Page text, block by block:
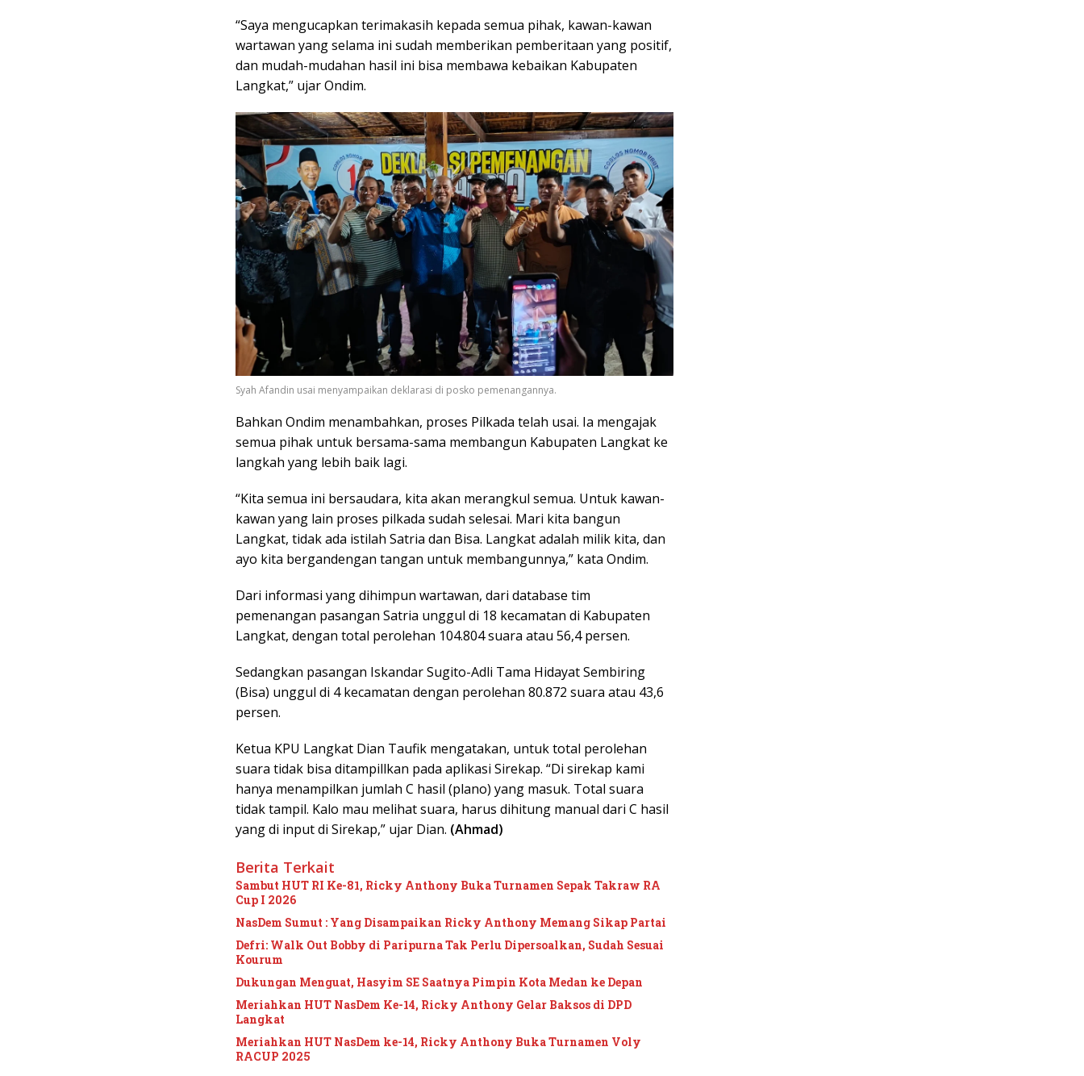
“Saya mengucapkan terimakasih kepada semua pihak, kawan-kawan
wartawan yang selama ini sudah memberikan pemberitaan yang positif,
dan mudah-mudahan hasil ini bisa membawa kebaikan Kabupaten
Langkat,” ujar Ondim.
Syah Afandin usai menyampaikan deklarasi di posko pemenangannya.
Bahkan Ondim menambahkan, proses Pilkada telah usai. Ia mengajak
semua pihak untuk bersama-sama membangun Kabupaten Langkat ke
langkah yang lebih baik lagi.
“Kita semua ini bersaudara, kita akan merangkul semua. Untuk kawan-
kawan yang lain proses pilkada sudah selesai. Mari kita bangun
Langkat, tidak ada istilah Satria dan Bisa. Langkat adalah milik kita, dan
ayo kita bergandengan tangan untuk membangunnya,” kata Ondim.
Dari informasi yang dihimpun wartawan, dari database tim
pemenangan pasangan Satria unggul di 18 kecamatan di Kabupaten
Langkat, dengan total perolehan 104.804 suara atau 56,4 persen.
Sedangkan pasangan Iskandar Sugito-Adli Tama Hidayat Sembiring
(Bisa) unggul di 4 kecamatan dengan perolehan 80.872 suara atau 43,6
persen.
Ketua KPU Langkat Dian Taufik mengatakan, untuk total perolehan
suara tidak bisa ditampillkan pada aplikasi Sirekap. “Di sirekap kami
hanya menampilkan jumlah C hasil (plano) yang masuk. Total suara
tidak tampil. Kalo mau melihat suara, harus dihitung manual dari C hasil
yang di input di Sirekap,” ujar Dian. (Ahmad)
Berita Terkait
Sambut HUT RI Ke-81, Ricky Anthony Buka Turnamen Sepak Takraw RA
Cup I 2026
NasDem Sumut : Yang Disampaikan Ricky Anthony Memang Sikap Partai
Defri: Walk Out Bobby di Paripurna Tak Perlu Dipersoalkan, Sudah Sesuai
Kourum
Dukungan Menguat, Hasyim SE Saatnya Pimpin Kota Medan ke Depan
Meriahkan HUT NasDem Ke-14, Ricky Anthony Gelar Baksos di DPD
Langkat
Meriahkan HUT NasDem ke-14, Ricky Anthony Buka Turnamen Voly
RACUP 2025